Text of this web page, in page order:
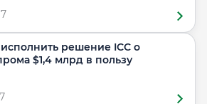
решение ICC о
$1,4 млрд в пользу